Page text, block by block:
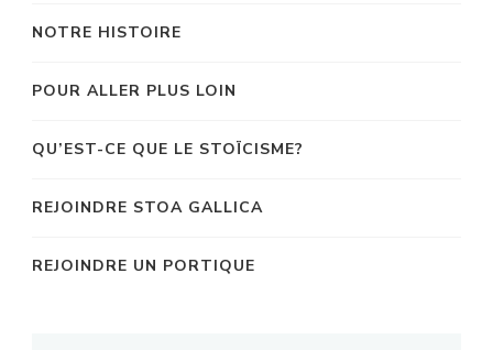
NOTRE HISTOIRE
POUR ALLER PLUS LOIN
QU’EST-CE QUE LE STOÏCISME?
REJOINDRE STOA GALLICA
REJOINDRE UN PORTIQUE